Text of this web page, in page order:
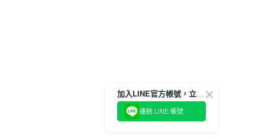
加入LINE官方帳號，立即獲得$100購物金!
連結 LINE 帳號